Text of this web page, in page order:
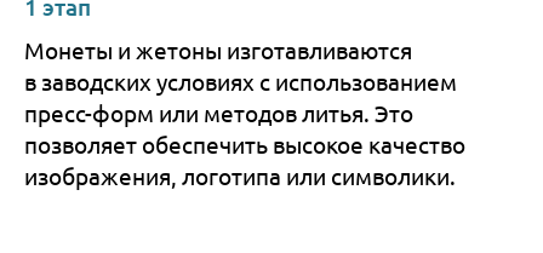
1 этап
Монеты и жетоны изготавливаются
в заводских условиях с использованием
пресс-форм или методов литья. Это
позволяет обеспечить высокое качество
изображения, логотипа или символики.